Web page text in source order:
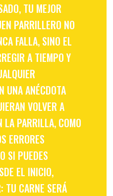
TU MEJOR
PARRILLERO NO
FALLA, SINO EL
A TIEMPO Y
UNA ANÉCDOTA
VOLVER A
LA PARRILLA, COMO
ERRORES
SI PUEDES
EL INICIO,
TU CARNE SERÁ